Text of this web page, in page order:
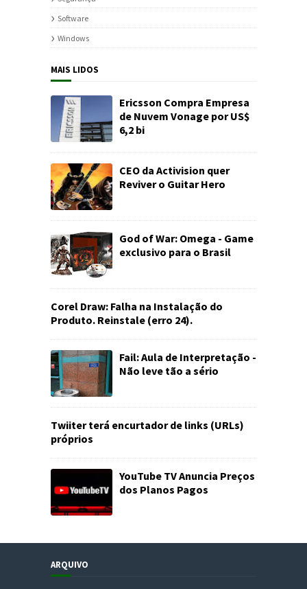
Software
Windows
MAIS LIDOS
Ericsson Compra Empresa
de Nuvem Vonage por US$
6,2 bi
CEO da Activision quer
Reviver o Guitar Hero
God of War: Omega - Game
exclusivo para o Brasil
Corel Draw: Falha na Instalação do
Produto. Reinstale (erro 24).
Fail: Aula de Interpretação -
Não leve tão a sério
Twiiter terá encurtador de links (URLs)
próprios
YouTube TV Anuncia Preços
dos Planos Pagos
ARQUIVO